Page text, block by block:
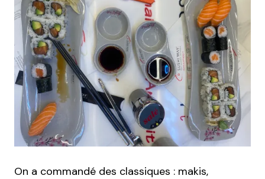
On a commandé des classiques : makis,